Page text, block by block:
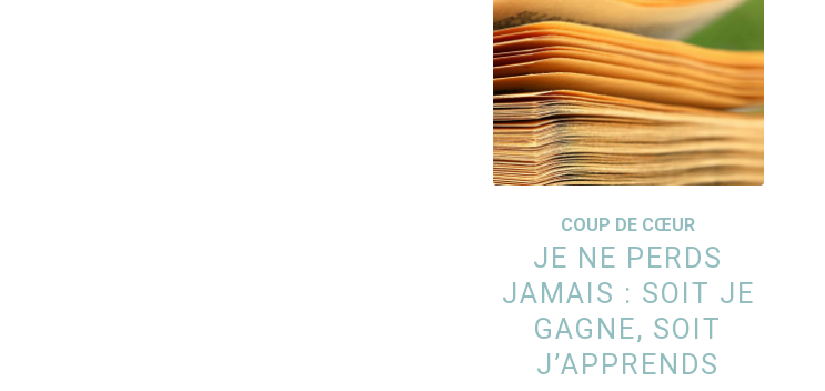
COUP DE CŒUR
JE NE PERDS
JAMAIS : SOIT JE
GAGNE, SOIT
J’APPRENDS